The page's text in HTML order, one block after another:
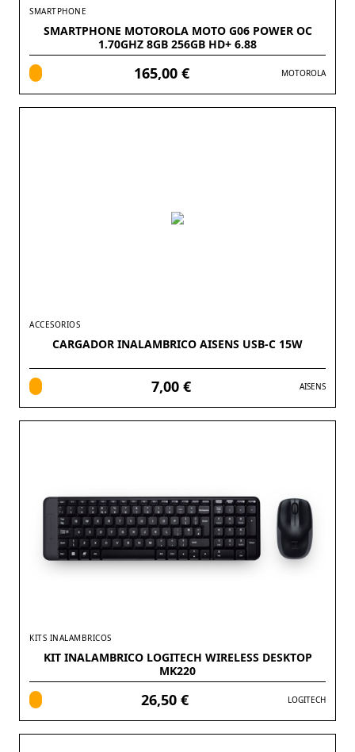
SMARTPHONE
SMARTPHONE MOTOROLA MOTO G06 POWER OC
1.70GHZ 8GB 256GB HD+ 6.88
165,00 € MOTOROLA
ACCESORIOS
CARGADOR INALAMBRICO AISENS USB-C 15W
7,00 € AISENS
KITS INALAMBRICOS
KIT INALAMBRICO LOGITECH WIRELESS DESKTOP
MK220
26,50 € LOGITECH